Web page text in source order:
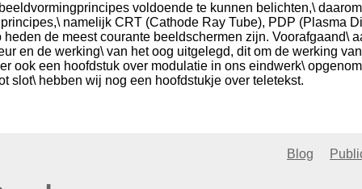
voldoende te kunnen belichten,\
namelijk CRT (Cathode Ray Tube), PDP (Plasma
de meest courante beeldschermen zijn. Voorafgaand\
en de werking\ van het oog uitgelegd, dit om de werking
ook een hoofdstuk over modulatie in ons eindwerk\
slot\ hebben wij nog een hoofdstukje over teletekst.
Blog